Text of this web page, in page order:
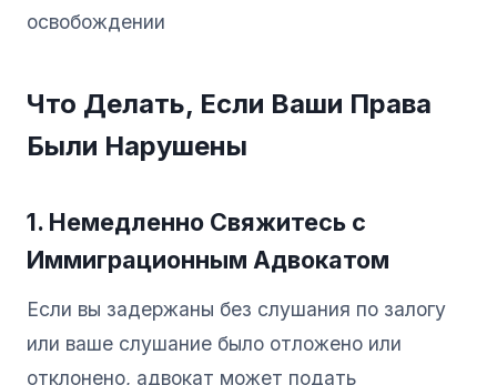
освобождении
Что Делать, Если Ваши Права
Были Нарушены
1. Немедленно Свяжитесь с
Иммиграционным Адвокатом
Если вы задержаны без слушания по залогу
или ваше слушание было отложено или
отклонено, адвокат может подать